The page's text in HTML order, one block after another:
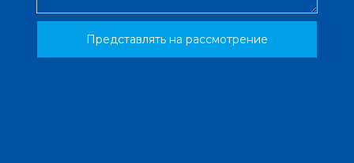
Представлять на рассмотрение